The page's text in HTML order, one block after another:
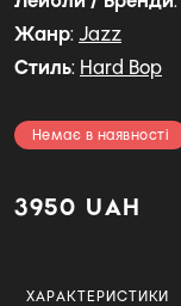
Жанр: Jazz
Стиль: Hard Bop
Немає в наявності
3950 UAH
ХАРАКТЕРИСТИКИ